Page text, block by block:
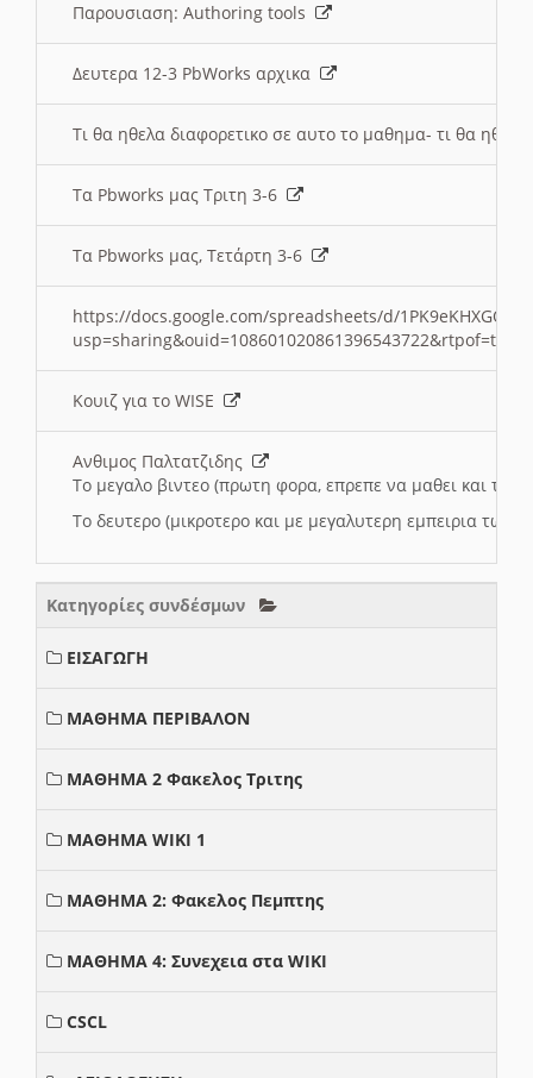
Παρουσιαση: Authoring tools
Δευτερα 12-3 PbWorks αρχικα
Τι θα ηθελα διαφορετικο σε αυτο το μαθημα- τι θα
Τα Pbworks μας Τριτη 3-6
Τα Pbworks μας, Τετάρτη 3-6
https://docs.google.com/spreadsheets/d/
Κουιζ για το WISE
Ανθιμος Παλτατζιδης
Το μεγαλο βιντεο (πρωτη φορα, επρεπε να μαθει και το
Το δευτερο (μικροτερο και με μεγαλυτερη εμπειρια
Κατηγορίες συνδέσμων
ΕΙΣΑΓΩΓΗ
ΜΑΘΗΜΑ ΠΕΡΙΒΑΛΟΝ
ΜΑΘΗΜΑ 2 Φακελος Τριτης
ΜΑΘΗΜΑ WIKI 1
ΜΑΘΗΜΑ 2: Φακελος Πεμπτης
ΜΑΘΗΜΑ 4: Συνεχεια στα WIKI
CSCL